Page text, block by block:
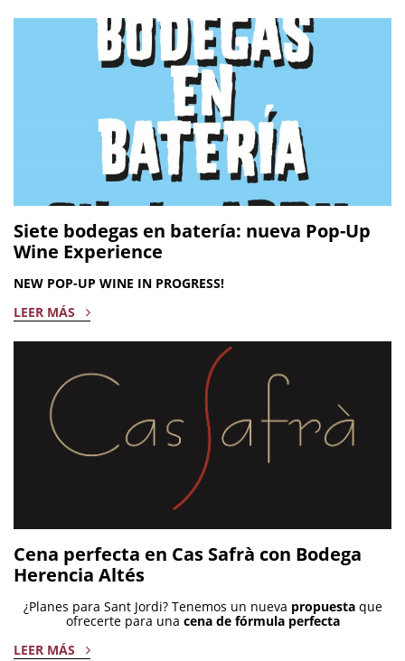
Siete bodegas en batería: nueva Pop-Up
Wine Experience
NEW POP-UP WINE IN PROGRESS!
LEER MÁS
Cena perfecta en Cas Safrà con Bodega
Herencia Altés
¿Planes para Sant Jordi? Tenemos un nueva propuesta que
ofrecerte para una cena de fórmula perfecta
LEER MÁS